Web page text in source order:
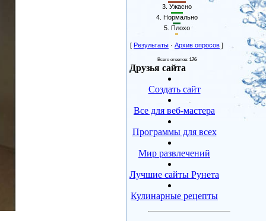
3. Ужасно
4. Нормально
5. Плохо
[ Результаты · Архив опросов ]
Всего ответов: 176
Друзья сайта
Создать сайт
Все для веб-мастера
Программы для всех
Мир развлечений
Лучшие сайты Рунета
Кулинарные рецепты